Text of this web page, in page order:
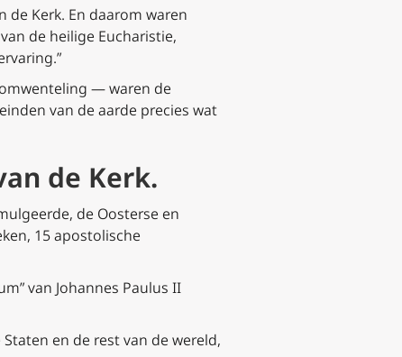
de Kerk. En daarom waren
de heilige Eucharistie,
— waren de
van de aarde precies wat
de Kerk.
de Oosterse en
15 apostolische
van Johannes Paulus II
en de rest van de wereld,